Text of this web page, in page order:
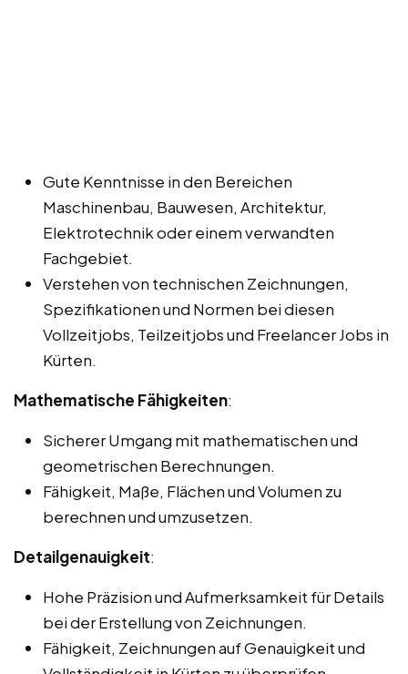
Gute Kenntnisse in den Bereichen
Maschinenbau, Bauwesen, Architektur,
Elektrotechnik oder einem verwandten
Fachgebiet.
Verstehen von technischen Zeichnungen,
Spezifikationen und Normen bei diesen
Vollzeitjobs, Teilzeitjobs und Freelancer Jobs in
Kürten.
Mathematische Fähigkeiten:
Sicherer Umgang mit mathematischen und
geometrischen Berechnungen.
Fähigkeit, Maße, Flächen und Volumen zu
berechnen und umzusetzen.
Detailgenauigkeit:
Hohe Präzision und Aufmerksamkeit für Details
bei der Erstellung von Zeichnungen.
Fähigkeit, Zeichnungen auf Genauigkeit und